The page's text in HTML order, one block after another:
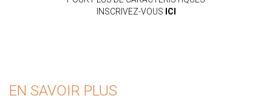
INSCRIVEZ-VOUS ICI
EN SAVOIR PLUS